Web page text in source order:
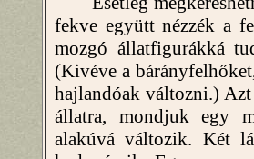
fekve együtt nézzék a
mozgó állatfigurákká
(Kivéve a
hajlandóak változni.)
állatra, mondjuk egy
alakúvá változik. Két